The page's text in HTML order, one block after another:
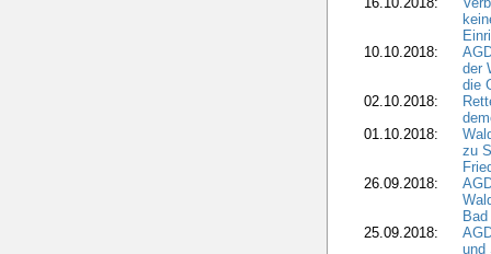
10.10.2018:
der
die
02.10.2018:
01.10.2018:
zu
26.09.2018:
25.09.2018:
und